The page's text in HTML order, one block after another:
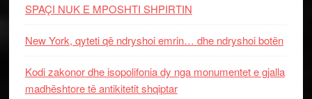
SPAÇI NUK E MPOSHTI SHPIRTIN
New York, qyteti që ndryshoi emrin… dhe ndryshoi botën
Kodi zakonor dhe isopolifonia dy nga monumentet e gjalla
madhështore të antikitetit shqiptar